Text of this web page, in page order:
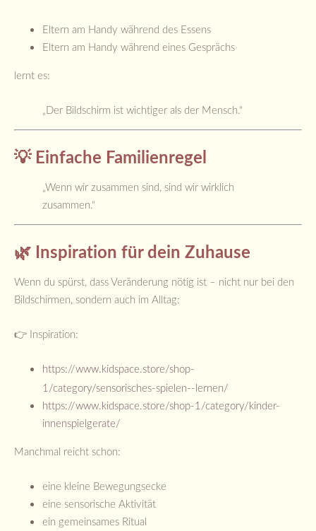
Eltern am Handy während des Essens
Eltern am Handy während eines Gesprächs
lernt es:
„Der Bildschirm ist wichtiger als der Mensch.“
💡 Einfache Familienregel
„Wenn wir zusammen sind, sind wir wirklich
zusammen.“
🌿 Inspiration für dein Zuhause
Wenn du spürst, dass Veränderung nötig ist – nicht nur bei den
Bildschirmen, sondern auch im Alltag:
👉 Inspiration:
https://www.kidspace.store/shop-
1/category/sensorisches-spielen--lernen/
https://www.kidspace.store/shop-1/category/kinder-
innenspielgerate/
Manchmal reicht schon:
eine kleine Bewegungsecke
eine sensorische Aktivität
ein gemeinsames Ritual